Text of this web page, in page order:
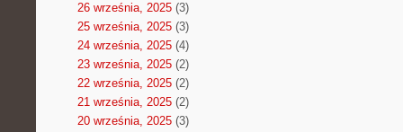
26 września, 2025(3)
25 września, 2025(3)
24 września, 2025(4)
23 września, 2025(2)
22 września, 2025(2)
21 września, 2025(2)
20 września, 2025(3)